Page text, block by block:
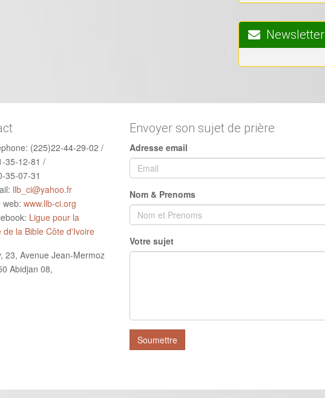
Newsletter
(225)22-44-29-02 /
35-12-81 /
35-07-31
llb_ci@yahoo.fr
web: www.llb-ci.org
Ligue pour la
de la Bible Côte d'Ivoire
23, Avenue Jean-Mermoz
Abidjan 08,
Envoyer son sujet de prière
Adresse email
Nom & Prenoms
Votre sujet
Soumettre